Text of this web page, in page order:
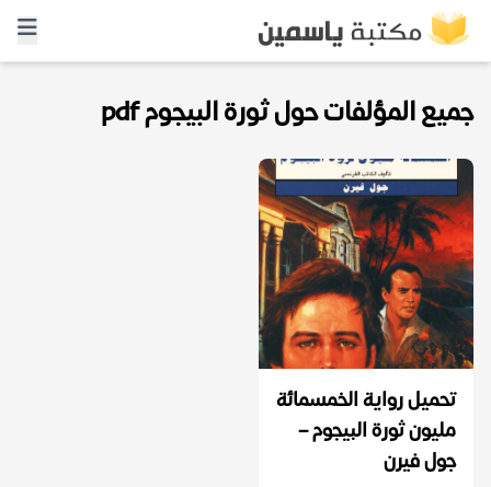
جميع المؤلفات حول ثورة البيجوم pdf
تحميل رواية الخمسمائة
مليون ثورة البيجوم –
جول فيرن